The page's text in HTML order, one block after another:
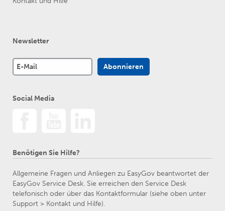
Newsletter
Social Media
Benötigen Sie Hilfe?
Allgemeine Fragen und Anliegen zu EasyGov beantwortet der
EasyGov Service Desk. Sie erreichen den Service Desk
telefonisch oder über das Kontaktformular (siehe oben unter
Support > Kontakt und Hilfe).